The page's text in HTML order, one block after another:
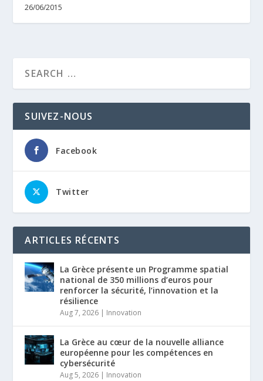
26/06/2015
SUIVEZ-NOUS
Facebook
Twitter
ARTICLES RÉCENTS
La Grèce présente un Programme spatial
national de 350 millions d’euros pour
renforcer la sécurité, l’innovation et la
résilience
Aug 7, 2026 | Innovation
La Grèce au cœur de la nouvelle alliance
européenne pour les compétences en
cybersécurité
Aug 5, 2026 | Innovation